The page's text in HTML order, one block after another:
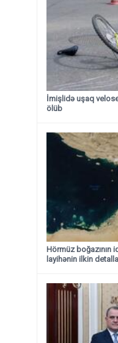
İmişlidə uşaq
ölüb
Hörmüz boğazının
layihənin ilkin